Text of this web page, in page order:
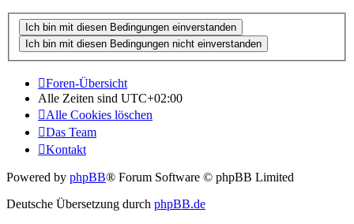
Foren-Übersicht
Alle Zeiten sind UTC+02:00
Alle Cookies löschen
Das Team
Kontakt
Powered by phpBB® Forum Software © phpBB Limited
Deutsche Übersetzung durch phpBB.de